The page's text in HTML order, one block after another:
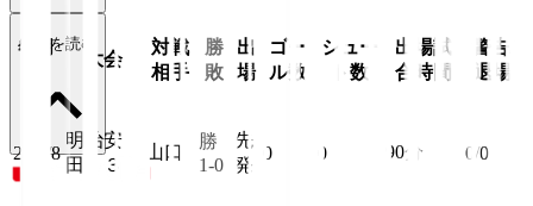
年月
大会
対戦
相手
勝
敗
出
場
ゴー
ル数
シュー
ト数
出場試
合時間
警告/
退場
26/8/8
明治安
田Ｊ３
山口
勝
1-0
先
発
0 0 90分 0/0
続きを読む